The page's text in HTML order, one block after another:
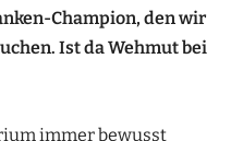
Champion, den wir
Ist da Wehmutbei
immer bewusst